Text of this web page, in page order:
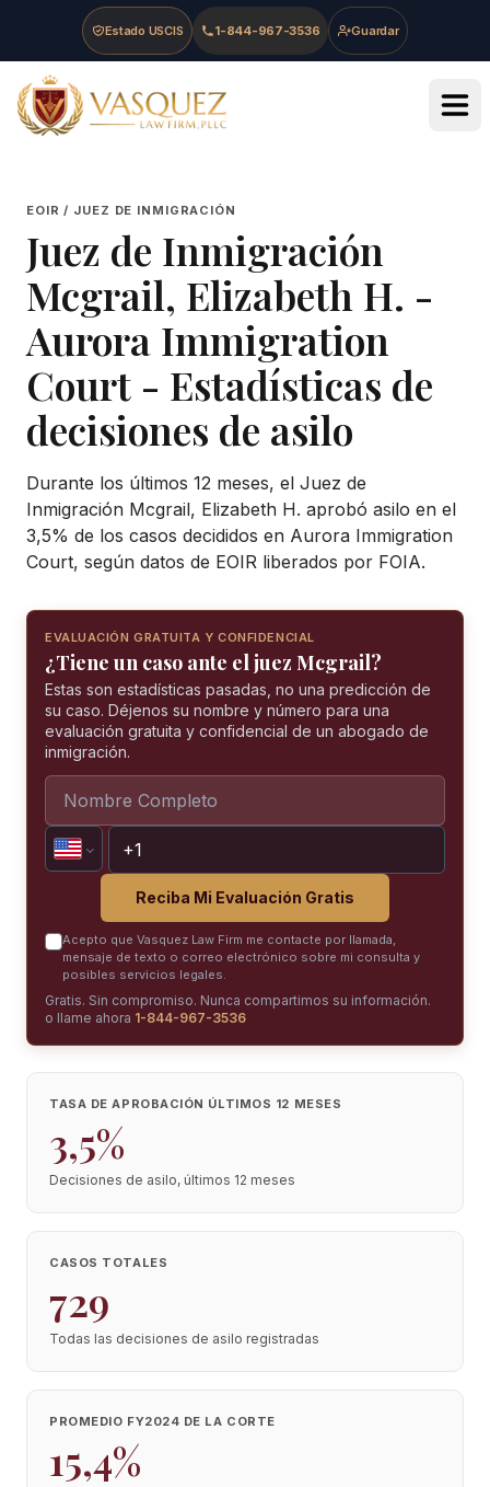
Skip to main content
Skip to navigation
Skip to footer
Estado USCIS 1-844-967-3536 Guardar
Vasquez Law Firm - Home
EOIR / JUEZ DE INMIGRACIÓN
Juez de Inmigración
Mcgrail, Elizabeth H. -
Aurora Immigration
Court - Estadísticas de
decisiones de asilo
Durante los últimos 12 meses, el Juez de
Inmigración Mcgrail, Elizabeth H. aprobó asilo en el
3,5% de los casos decididos en Aurora Immigration
Court, según datos de EOIR liberados por FOIA.
EVALUACIÓN GRATUITA Y CONFIDENCIAL
¿Tiene un caso ante el juez Mcgrail?
Estas son estadísticas pasadas, no una predicción de
su caso. Déjenos su nombre y número para una
evaluación gratuita y confidencial de un abogado de
inmigración.
Reciba Mi Evaluación Gratis
Acepto que Vasquez Law Firm me contacte por llamada,
mensaje de texto o correo electrónico sobre mi consulta y
posibles servicios legales.
Gratis. Sin compromiso. Nunca compartimos su información.
o llame ahora 1-844-967-3536
TASA DE APROBACIÓN ÚLTIMOS 12 MESES
3,5%
Decisiones de asilo, últimos 12 meses
CASOS TOTALES
729
Todas las decisiones de asilo registradas
PROMEDIO FY2024 DE LA CORTE
15,4%